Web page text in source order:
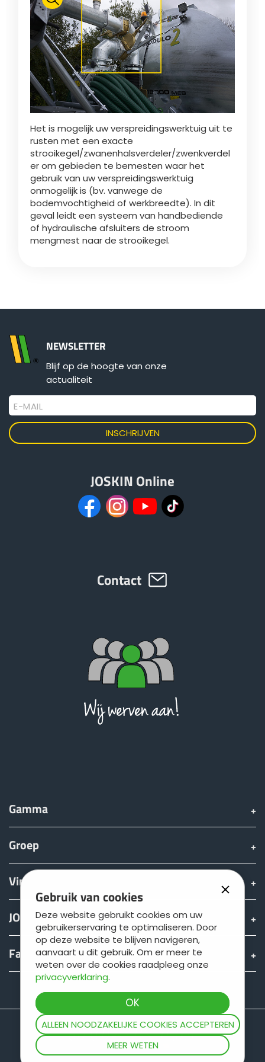
Gebruik van cookies
Deze website gebruikt cookies om uw
gebruikerservaring te optimaliseren. Door
op deze website te blijven navigeren,
aanvaart u dit gebruik. Om er meer te
weten over de cookies raadpleeg onze
privacyverklaring.
ALLEEN NOODZAKELIJKE COOKIES ACCEPTEREN
MEER WETEN
FAN SHOP
PARTS BOOK
JOBS
CONTACT
Polski
Brochure downladen
Italiano
Dansk
Română
Suomi
Slovenija
Lietuvių kalba
Srpski
한국의
日本語
Het is mogelijk uw verspreidingswerktuig uit te
rusten met een exacte
strooikegel/zwanenhalsverdeler/zwenkverdel
er om gebieden te bemesten waar het
gebruik van uw verspreidingswerktuig
onmogelijk is (bv. vanwege de
bodemvochtigheid of werkbreedte). In dit
geval leidt een systeem van handbediende
of hydraulische afsluiters de stroom
mengmest naar de strooikegel.
NEWSLETTER
Blijf op de hoogte van onze
actualiteit
E-MAIL
JOSKIN Online
Contact
Gamma
Groep
Vinden & Kopen
JOSKIN wereld
Fan shop